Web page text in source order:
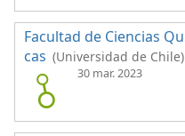
Facultad de Ciencias
cas (Universidad de Chile)
30 mar. 2023